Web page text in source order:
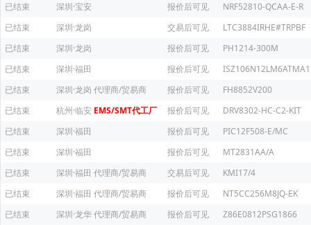
已结束
深圳·宝安 报价后可见
NRF52810-QCAA-E-R
已结束
深圳·龙岗 交易后可见
LTC3884IRHE#TRPBF
已结束
深圳·龙岗 报价后可见
PH1214-300M
已结束
深圳·福田 报价后可见
ISZ106N12LM6ATMA1
已结束
深圳·龙岗 代理商/贸易商 报价后可见
FH8852V200
已结束
杭州·临安 EMS/SMT代工厂 报价后可见
DRV8302-HC-C2-KIT
已结束
深圳·福田 报价后可见
PIC12F508-E/MC
已结束
深圳·福田 报价后可见
MT2831AA/A
已结束
深圳·福田 代理商/贸易商 交易后可见
KMI17/4
已结束
深圳·福田 代理商/贸易商 报价后可见
NT5CC256M8JQ-EK
已结束
深圳·龙华代理商/贸易商 报价后可见
Z86E0812PSG1866